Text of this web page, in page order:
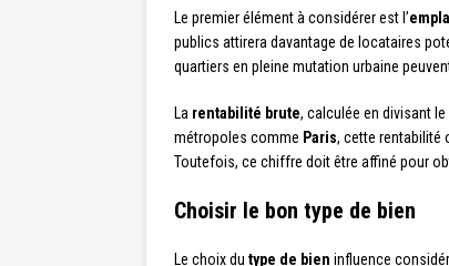
Le premier élément à considérer est l’
publics attirera davantage de locataires
quartiers en pleine mutation urbaine
La rentabilité brute, calculée en divisant
métropoles comme Paris, cette rentabilité
Toutefois, ce chiffre doit être affiné pour
Choisir le bon type de bien
Le choix du type de bien influence